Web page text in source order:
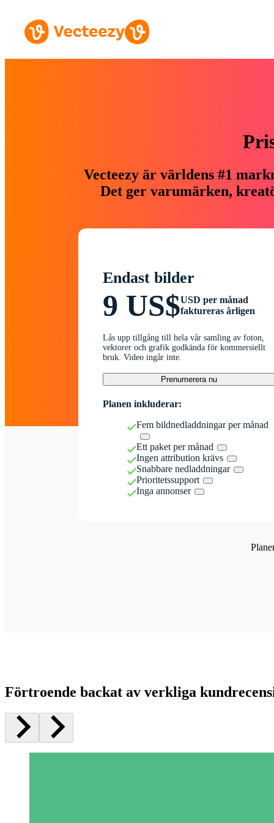
Vecteezy är världens #1
Det ger varumärken,
Endast bilder
9 US$USD per månad
faktureras årligen
Lås upp tillgång till hela vår samling av foton,
vektorer och grafik godkända för kommersiellt
bruk. Video ingår inte.
Prenumerera nu
Planen inkluderar:
Fem bildnedladdningar per månad
Ett paket per månad
Ingen attribution krävs
Snabbare nedladdningar
Prioritetssupport
Inga annonser
Förtroende backat av verkliga